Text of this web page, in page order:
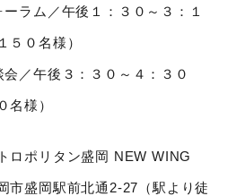
ラム／午後１：３０～３：１
５０名様）
／午後３：３０～４：３０
名様）
ロポリタン盛岡 NEW WING
市盛岡駅前北通2-27（駅より徒